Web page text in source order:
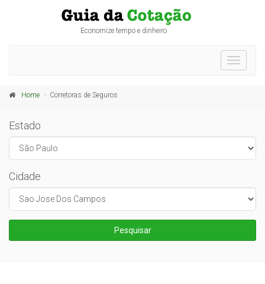
Economize tempo e dinheiro
Toggle
Home Corretoras de Seguros
Estado
Cidade
Pesquisar